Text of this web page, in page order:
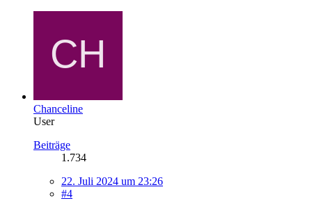
Chanceline
User
Beiträge
1.734
22. Juli 2024 um 23:26
#4